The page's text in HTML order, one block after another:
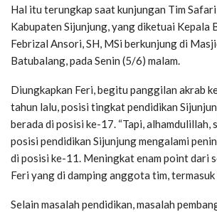
Hal itu terungkap saat kunjungan Tim Safari
Kabupaten Sijunjung, yang diketuai Kepala
Febrizal Ansori, SH, MSi berkunjung di
Batubalang, pada Senin (5/6) malam.
Diungkapkan Feri, begitu panggilan akrab
tahun lalu, posisi tingkat pendidikan
berada di posisi ke-17. “Tapi, alhamdulillah,
posisi pendidikan Sijunjung mengalami
di posisi ke-11. Meningkat enam point dari
Feri yang di damping anggota tim, termasuk
Selain masalah pendidikan, masalah